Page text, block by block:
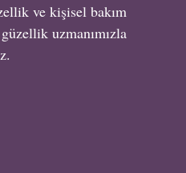
ve kişisel bakım
uzmanımızla